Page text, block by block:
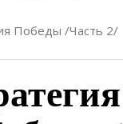
Победы /Часть 2/